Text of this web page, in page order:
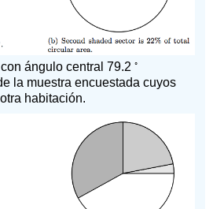
ángulo central 79.2◦
la muestra encuestada cuyos
habitación.